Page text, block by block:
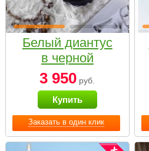
Заказать в один клик
Белый диантус
в черной
коробке Small
3 950 руб.
Купить